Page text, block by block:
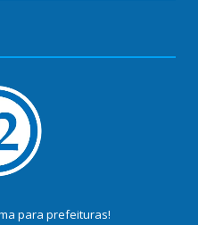
para prefeituras!